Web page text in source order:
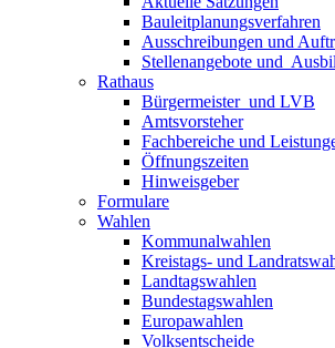
Bauleitplanungsverfahren
Ausschreibungen und
Stellenangebote und
Rathaus
Bürgermeister ­ und LVB
Amtsvorsteher
Fachbereiche und
Öffnungszeiten
Hinweisgeber
Formulare
Wahlen
Kommunalwahlen
Kreistags- und
Landtagswahlen
Bundestagswahlen
Europawahlen
Volksentscheide